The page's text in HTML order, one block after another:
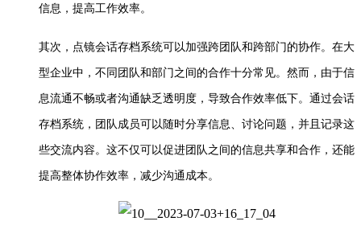
信息，提高工作效率。
其次， 点镜会话存档系统可以加强跨团队和跨部门的协作。在大
型企业中，不同团队和部门之间的合作十分常见。然而，由于信
息流通不畅或者沟通缺乏透明度，导致合作效率低下。通过会话
存档系统，团队成员可以随时分享信息、讨论问题，并且记录这
些交流内容。这不仅可以促进团队之间的信息共享和合作，还能
提高整体协作效率，减少沟通成本。